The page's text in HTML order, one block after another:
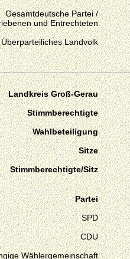
Gesamtdeutsche Partei /
und Entrechteten
Überparteiliches Landvolk
Landkreis Groß-Gerau
Stimmberechtigte
Wahlbeteiligung
Sitze
Stimmberechtigte/Sitz
Partei
SPD
CDU
Wählergemeinschaft